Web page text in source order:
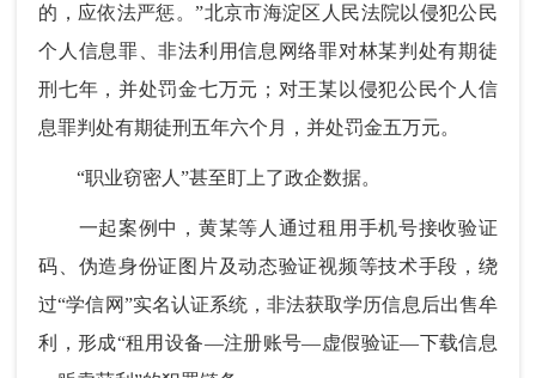
的，应依法严惩。”北京市海淀区人民法院以侵犯公民
个人信息罪、非法利用信息网络罪对林某判处有期徒
刑七年，并处罚金七万元；对王某以侵犯公民个人信
息罪判处有期徒刑五年六个月，并处罚金五万元。
“职业窃密人”甚至盯上了政企数据。
一起案例中，黄某等人通过租用手机号接收验证
码、伪造身份证图片及动态验证视频等技术手段，绕
过“学信网”实名认证系统，非法获取学历信息后出售牟
利，形成“租用设备—注册账号—虚假验证—下载信息